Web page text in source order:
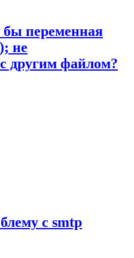
бы переменная
не
другим файлом?
с smtp